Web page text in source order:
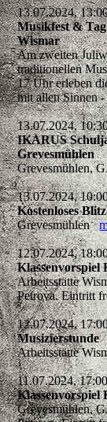
13.07.2024,
Musikfest &
Wismar
Am zweiten
traditionellen
17 Uhr erleben
mit allen
13.07.2024,
IKARUS
Grevesmühlen
Grevesmühlen,
13.07.2024,
Kostenloses
Grevesmühlen
12.07.2024,
Arbeitsstätte
Petrova. Eintritt
12.07.2024,
Musizierstunde
Arbeitsstätte
11.07.2024,
Grevesmühlen,